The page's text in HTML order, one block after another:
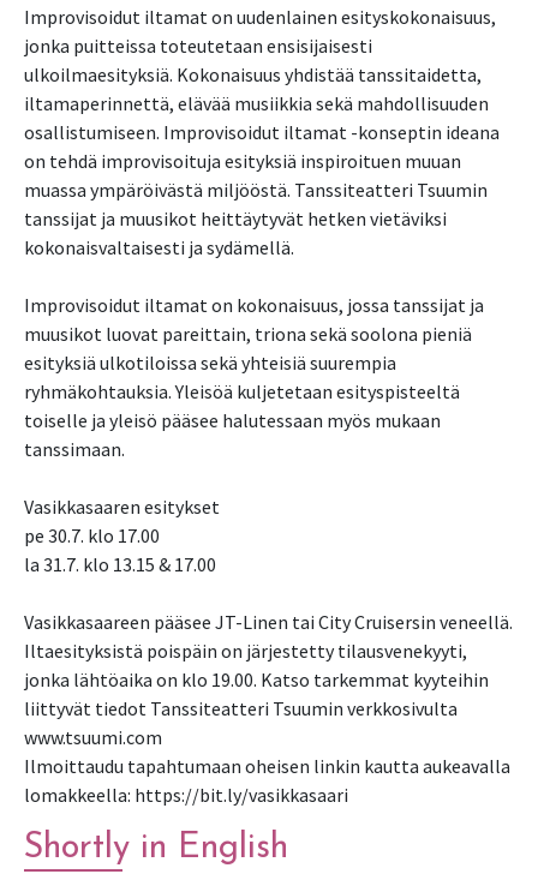
Improvisoidut iltamat on uudenlainen esityskokonaisuus,
jonka puitteissa toteutetaan ensisijaisesti
ulkoilmaesityksiä. Kokonaisuus yhdistää tanssitaidetta,
iltamaperinnettä, elävää musiikkia sekä mahdollisuuden
osallistumiseen. Improvisoidut iltamat -konseptin ideana
on tehdä improvisoituja esityksiä inspiroituen muuan
muassa ympäröivästä miljööstä. Tanssiteatteri Tsuumin
tanssijat ja muusikot heittäytyvät hetken vietäviksi
kokonaisvaltaisesti ja sydämellä.
Improvisoidut iltamat on kokonaisuus, jossa tanssijat ja
muusikot luovat pareittain, triona sekä soolona pieniä
esityksiä ulkotiloissa sekä yhteisiä suurempia
ryhmäkohtauksia. Yleisöä kuljetetaan esityspisteeltä
toiselle ja yleisö pääsee halutessaan myös mukaan
tanssimaan.
Vasikkasaaren esitykset
pe 30.7. klo 17.00
la 31.7. klo 13.15 & 17.00
Vasikkasaareen pääsee JT-Linen tai City Cruisersin veneellä.
Iltaesityksistä poispäin on järjestetty tilausvenekyyti,
jonka lähtöaika on klo 19.00. Katso tarkemmat kyyteihin
liittyvät tiedot Tanssiteatteri Tsuumin verkkosivulta
www.tsuumi.com
Ilmoittaudu tapahtumaan oheisen linkin kautta aukeavalla
lomakkeella: https://bit.ly/vasikkasaari
Shortly in English